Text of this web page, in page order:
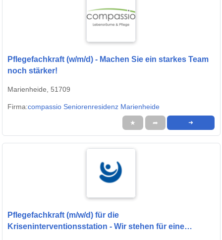
Pflegefachkraft (w/m/d) - Machen Sie ein starkes Team
noch stärker!
Marienheide, 51709
Firma:compassio Seniorenresidenz Marienheide
★ ➦ ➜
Pflegefachkraft (m/w/d) für die
Kriseninterventionsstation - Wir stehen für eine